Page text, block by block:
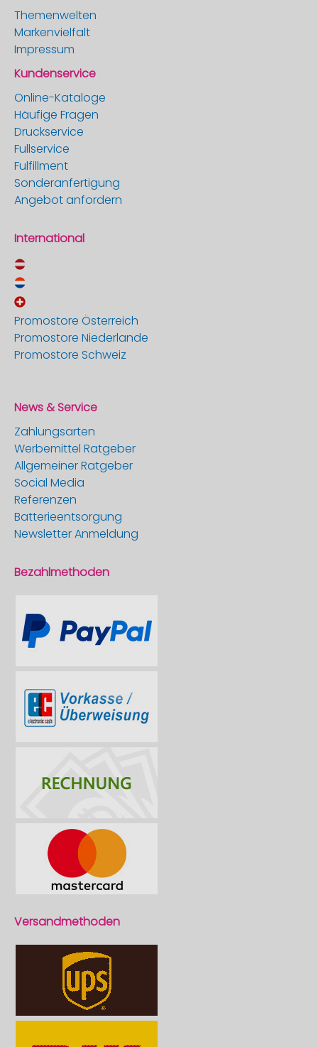
Themenwelten
Markenvielfalt
Impressum
Kundenservice
Online-Kataloge
Häufige Fragen
Druckservice
Fullservice
Fulfillment
Sonderanfertigung
Angebot anfordern
International
Promostore Österreich
Promostore Niederlande
Promostore Schweiz
News & Service
Zahlungsarten
Werbemittel Ratgeber
Allgemeiner Ratgeber
Social Media
Referenzen
Batterieentsorgung
Newsletter Anmeldung
Bezahlmethoden
Versandmethoden